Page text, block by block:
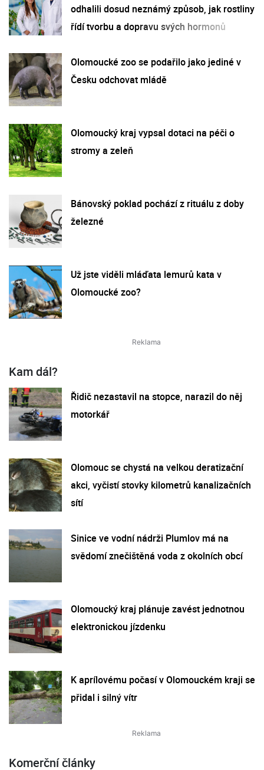
odhalili dosud neznámý způsob, jak rostliny
řídí tvorbu a dopravu svých hormonů
Olomoucké zoo se podařilo jako jediné v
Česku odchovat mládě
Olomoucký kraj vypsal dotaci na péči o
stromy a zeleň
Bánovský poklad pochází z rituálu z doby
železné
Už jste viděli mláďata lemurů kata v
Olomoucké zoo?
Kam dál?
Řidič nezastavil na stopce, narazil do něj
motorkář
Olomouc se chystá na velkou deratizační
akci, vyčistí stovky kilometrů kanalizačních
sítí
Sinice ve vodní nádrži Plumlov má na
svědomí znečištěná voda z okolních obcí
Olomoucký kraj plánuje zavést jednotnou
elektronickou jízdenku
K aprílovému počasí v Olomouckém kraji se
přidal i silný vítr
Komerční články